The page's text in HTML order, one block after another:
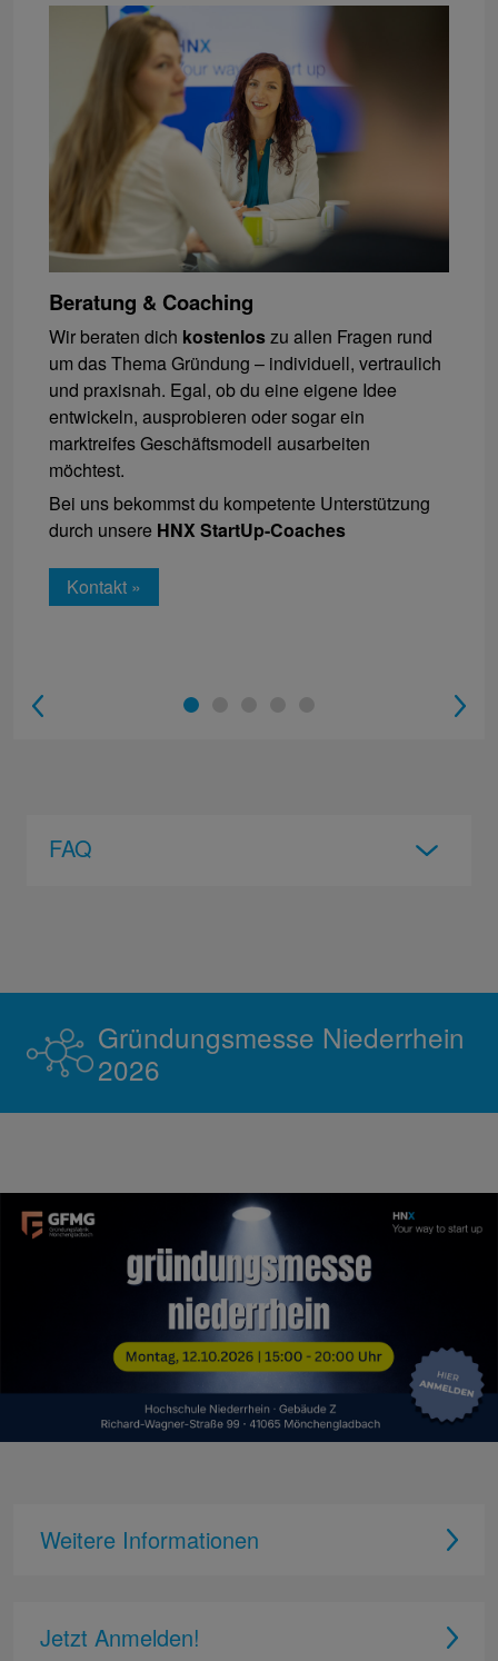
Beratung & Coaching
Wir beraten dich kostenloszu allen Fragen rund
um das Thema Gründung – individuell, vertraulich
und praxisnah. Egal, ob du eine eigene Idee
entwickeln, ausprobieren oder sogar ein
marktreifes Geschäftsmodell ausarbeiten
möchtest.
Bei uns bekommst du kompetente Unterstützung
durch unsere HNX StartUp-Coaches
Kontakt »
1
FAQ
Gründungsmesse Niederrhein
2026
Weitere Informationen
Jetzt Anmelden!